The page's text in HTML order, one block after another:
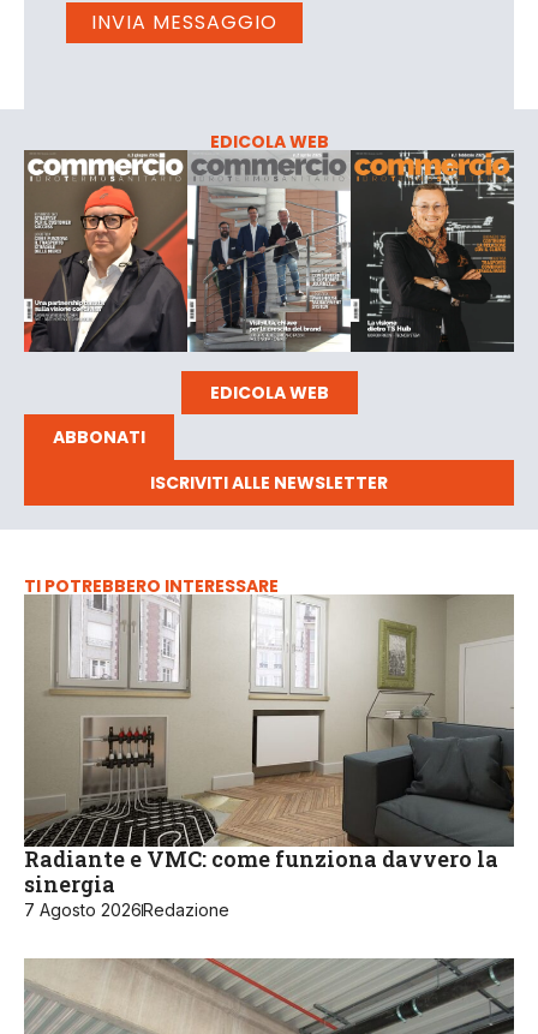
EDICOLA WEB
EDICOLA WEB
ABBONATI
ISCRIVITI ALLE NEWSLETTER
TI POTREBBERO INTERESSARE
Radiante e VMC: come funziona davvero la
sinergia
7 Agosto 2026 Redazione